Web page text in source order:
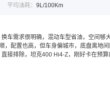
平均油耗： 9L/100Km
需求很明确，混动车型省油，空间
配置也高，但车身偏城市，底盘离地
排除，坦克400 Hi4-Z，刚好卡在预